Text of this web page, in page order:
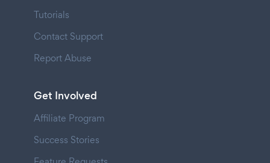
Tutorials
Contact Support
Report Abuse
Get Involved
Affiliate Program
Success Stories